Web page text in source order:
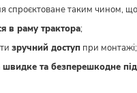
спроєктоване таким чином,
в раму трактора;
зручний доступ при монтажі;
швидке та безперешкодне